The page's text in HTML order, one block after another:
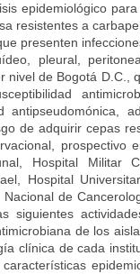
epidemiológico
resistentes a
presenten
pleural,
nivel de Bogotá D.C.,
antipseudomónica,
de adquirir cepas
Hospital Militar
Hospital
de
siguientes
de los
clínica de cada